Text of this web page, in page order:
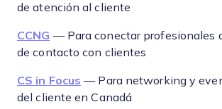
de atención al cliente
CCNG — Para conectar profesionales
de contacto con clientes
CS in Focus — Para networking y
del cliente en Canadá